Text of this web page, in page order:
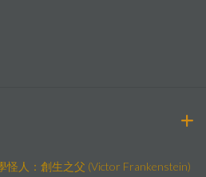
怪人：創生之父 (Victor Frankenstein)